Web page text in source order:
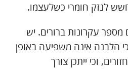
לנזק חומרי כשלעצמו.
מספר עקרונות ברורים. יש
הלבנה אינה משפיעה באופן
וכי ייתכן צורך